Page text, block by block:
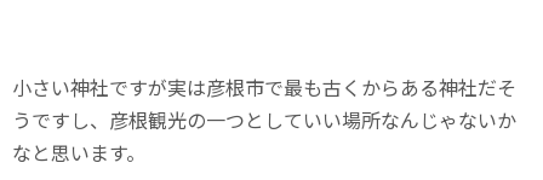
小さい神社ですが実は彦根市で最も古くからある神社だそ
うですし、彦根観光の一つとしていい場所なんじゃないか
なと思います。